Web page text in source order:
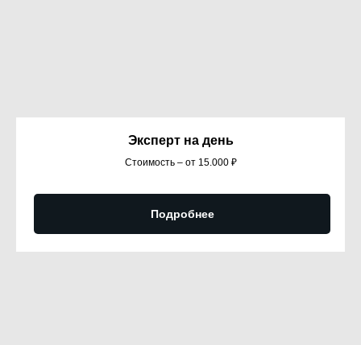
Эксперт на день
Стоимость – от 15.000 ₽
Подробнее